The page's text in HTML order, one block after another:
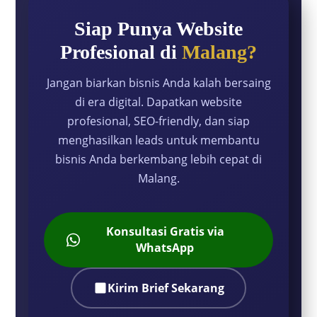
Siap Punya Website
Profesional di Malang?
Jangan biarkan bisnis Anda kalah bersaing
di era digital. Dapatkan website
profesional, SEO-friendly, dan siap
menghasilkan leads untuk membantu
bisnis Anda berkembang lebih cepat di
Malang.
Konsultasi Gratis via
WhatsApp
Kirim Brief Sekarang